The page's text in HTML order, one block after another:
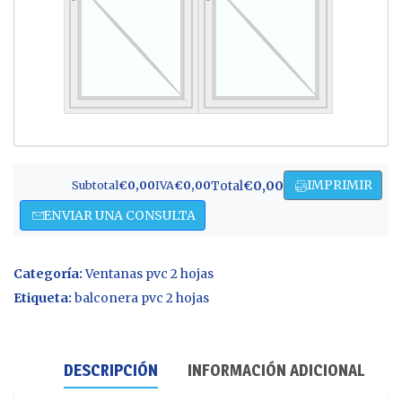
Subtotal€0,00IVA€0,00Total€0,00
IMPRIMIR
ENVIAR UNA CONSULTA
Categoría:Ventanas pvc 2 hojas
Etiqueta: balconera pvc 2 hojas
DESCRIPCIÓN INFORMACIÓN ADICIONAL